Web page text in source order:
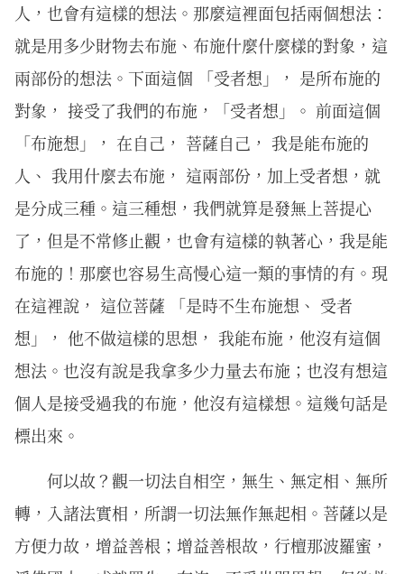
人，也會有這樣的想法。那麼這裡面包括兩個想法：
就是用多少財物去布施、布施什麼什麼樣的對象，這
兩部份的想法。下面這個 「受者想」， 是所布施的
對象， 接受了我們的布施，「受者想」。 前面這個
「布施想」， 在自己， 菩薩自己， 我是能布施的
人、 我用什麼去布施， 這兩部份，加上受者想，就
是分成三種。這三種想，我們就算是發無上菩提心
了，但是不常修止觀，也會有這樣的執著心，我是能
布施的！那麼也容易生高慢心這一類的事情的有。現
在這裡說， 這位菩薩 「是時不生布施想、 受者
想」， 他不做這樣的思想， 我能布施，他沒有這個
想法。也沒有說是我拿多少力量去布施；也沒有想這
個人是接受過我的布施，他沒有這樣想。這幾句話是
標出來。
何以故？觀一切法自相空，無生、無定相、無所
轉，入諸法實相，所謂一切法無作無起相。菩薩以是
方便力故，增益善根；增益善根故，行檀那波羅蜜，